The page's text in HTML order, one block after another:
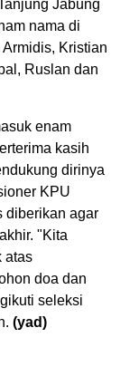
Jabung
nama di
Kristian
Ruslan dan
enam
kasih
dirinya
KPU
diberikan agar
"Kita
atas
doa dan
seleksi
(yad)